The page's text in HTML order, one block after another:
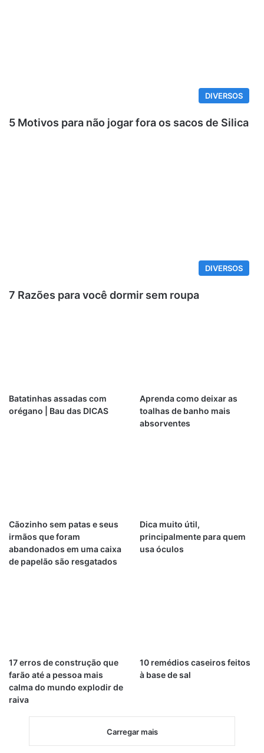
DIVERSOS
5 Motivos para não jogar fora os sacos de Silica
DIVERSOS
7 Razões para você dormir sem roupa
Batatinhas assadas com
orégano | Bau das DICAS
Aprenda como deixar as
toalhas de banho mais
absorventes
Cãozinho sem patas e seus
irmãos que foram
abandonados em uma caixa
de papelão são resgatados
Dica muito útil,
principalmente para quem
usa óculos
17 erros de construção que
farão até a pessoa mais
calma do mundo explodir de
raiva
10 remédios caseiros feitos
à base de sal
Carregar mais